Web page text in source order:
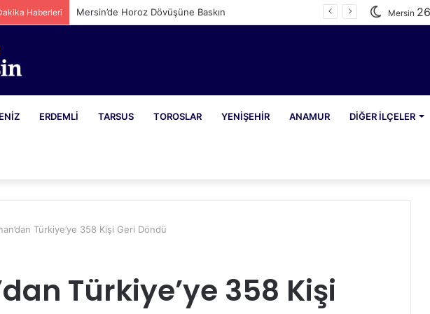
Haberleri Mersin’de Horoz Dövüşüne Baskın Mersin
ERDEMLI TARSUS TOROSLAR YENIŞEHIR ANAMUR DIĞER İLÇELER
Türkiye’ye 358 Kişi Geri Döndü
Türkiye’ye 358 Kişi